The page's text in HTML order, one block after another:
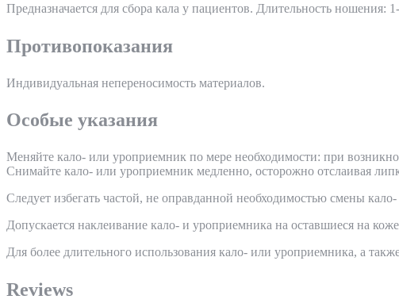
Предназначается для сбора кала у пациентов. Длительность ношения:
Противопоказания
Индивидуальная непереносимость материалов.
Особые указания
Меняйте кало- или уроприемник по мере необходимости: при
Снимайте кало- или уроприемник медленно, осторожно отслаивая
Следует избегать частой, не оправданной необходимостью смены
Допускается наклеивание кало- и уроприемника на оставшиеся на
Для более длительного использования кало- или уроприемника, а
Reviews